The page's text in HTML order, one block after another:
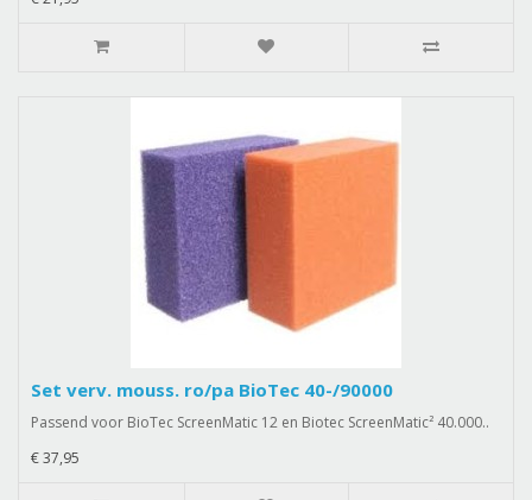
Set verv. mouss. ro/pa BioTec 40-/90000
Passend voor BioTec ScreenMatic 12 en Biotec ScreenMatic² 40.000..
€ 37,95